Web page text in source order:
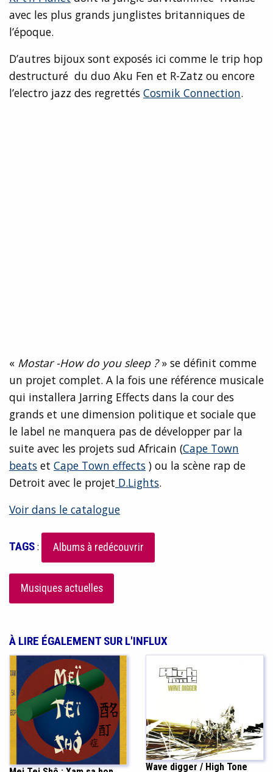
avec les plus grands junglistes britanniques de
l’époque.
D’autres bijoux sont exposés ici comme le trip hop
destructuré du duo Aku Fen et R-Zatz ou encore
l’electro jazz des regrettés Cosmik Connection.
« Mostar -How do you sleep ?» se définit comme
un projet complet. A la fois une référence musicale
qui installera Jarring Effects dans la cour des
grands et une dimension politique et sociale que
le label ne manquera pas de développer par la
suite avec les projets sud Africain (Cape Town
beats et Cape Town effects ) ou la scène rap de
Detroit avec le projet D.Lights.
Voir dans le catalogue
TAGS: Albums à redécouvrir
Musiques actuelles
À LIRE ÉGALEMENT SUR L'INFLUX
Wave digger / High Tone